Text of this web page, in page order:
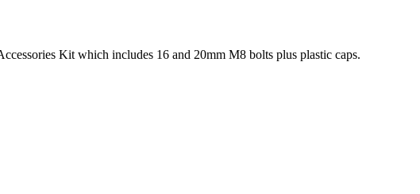
Kit which includes 16 and 20mm M8 bolts plus plastic caps.